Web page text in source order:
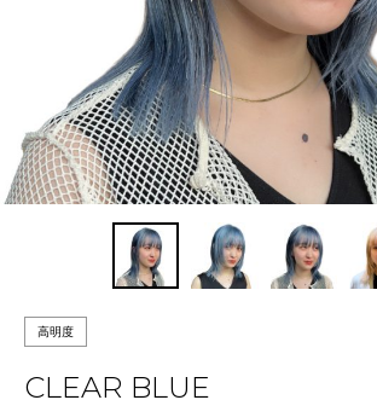
高明度
CLEAR BLUE